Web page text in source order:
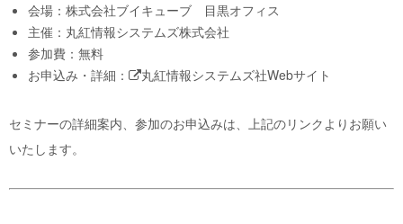
会場：株式会社ブイキューブ 目黒オフィス
主催：丸紅情報システムズ株式会社
参加費：無料
お申込み・詳細：
丸紅情報システムズ社Webサイト
セミナーの詳細案内、参加のお申込みは、上記のリンクよりお願い
いたします。